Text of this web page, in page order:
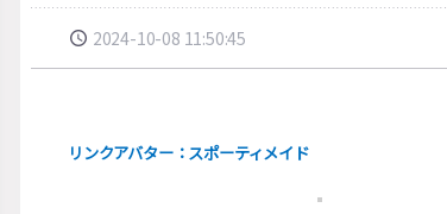
2024-10-08 11:50:45
リンクアバター：スポーティメイド